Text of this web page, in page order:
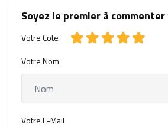
Soyez le premier à
Votre Cote
Votre Nom
Votre E-Mail